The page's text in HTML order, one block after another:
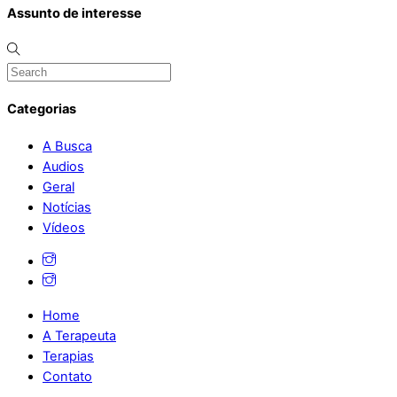
Assunto de interesse
Categorias
A Busca
Audios
Geral
Notícias
Vídeos
Home
A Terapeuta
Terapias
Contato